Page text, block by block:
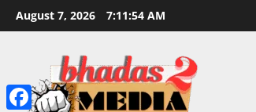
Skip
to
August 7, 2026 7:11:55 AM